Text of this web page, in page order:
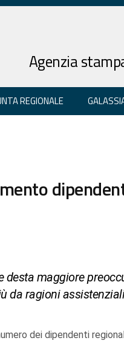
Agenzia
REGIONALE
desta maggiore
da ragioni
dei dipendenti